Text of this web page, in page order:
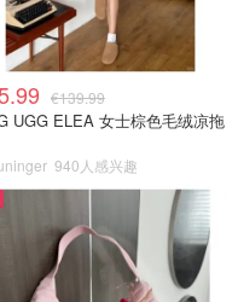
€139.99
UGG ELEA 女士棕色毛绒凉拖
940人感兴趣